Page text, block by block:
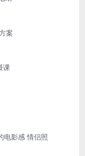
案
课
电影感 情侣照